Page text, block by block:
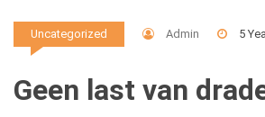
Uncategorized Admin 5
Geen last van